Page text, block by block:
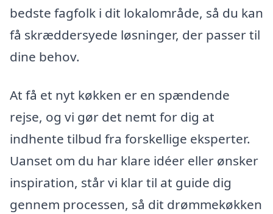
bedste fagfolk i dit lokalområde, så du kan
få skræddersyede løsninger, der passer til
dine behov.
At få et nyt køkken er en spændende
rejse, og vi gør det nemt for dig at
indhente tilbud fra forskellige eksperter.
Uanset om du har klare idéer eller ønsker
inspiration, står vi klar til at guide dig
gennem processen, så dit drømmekøkken